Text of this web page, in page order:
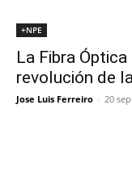
+NPE
La Fibra
revolución de
Jose Luis Ferreiro - 20